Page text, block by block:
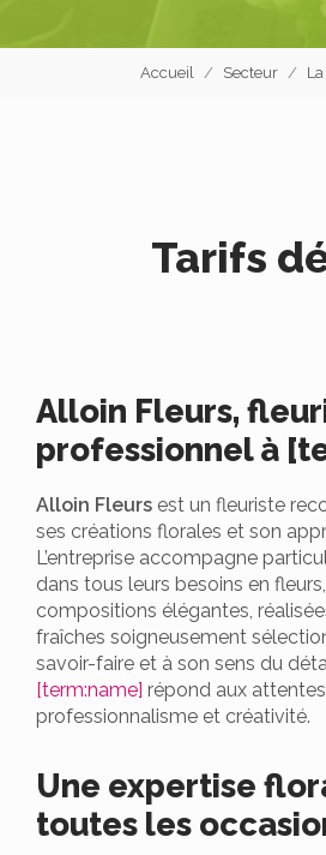
Accueil Secteur
Tarifs
Alloin Fleurs,
professionnel à
Alloin Fleurs est un fleuriste
ses créations florales et son
L’entreprise accompagne
dans tous leurs besoins en
compositions élégantes,
fraîches soigneusement
savoir-faire et à son sens du
[term:name] répond aux
professionnalisme et créativité.
Une expertise
toutes les